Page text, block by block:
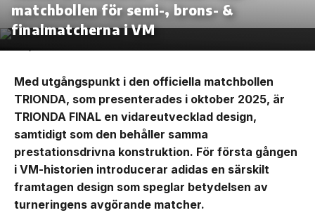
matchbollen för semi-, brons- &
finalmatcherna i VM
Med utgångspunkt i den officiella matchbollen
TRIONDA, som presenterades i oktober 2025, är
TRIONDA FINAL en vidareutvecklad design,
samtidigt som den behåller samma
prestationsdrivna konstruktion. För första gången
i VM-historien introducerar adidas en särskilt
framtagen design som speglar betydelsen av
turneringens avgörande matcher.